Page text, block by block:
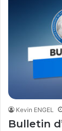
Kevin ENGEL
Bulletin